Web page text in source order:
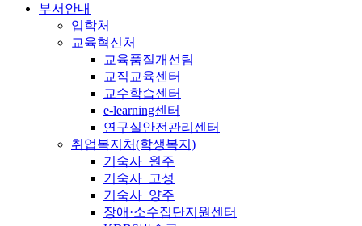
부서안내
입학처
교육혁신처
교육품질개선팀
교직교육센터
교수학습센터
e-learning센터
연구실안전관리센터
취업복지처(학생복지)
기숙사_원주
기숙사_고성
기숙사_양주
장애·소수집단지원센터